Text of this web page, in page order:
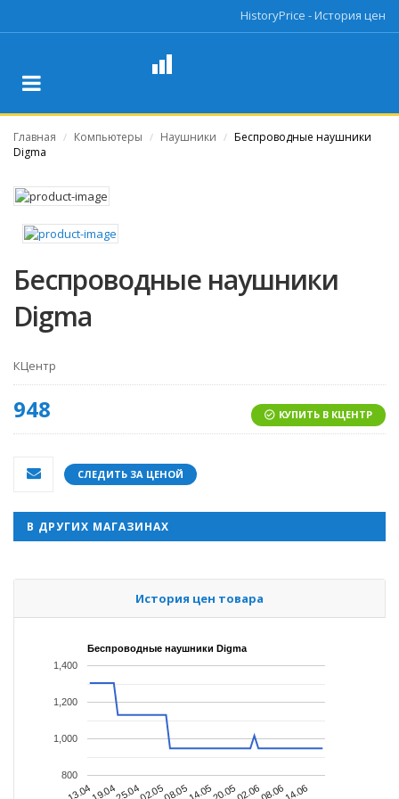
HistoryPrice - История цен
Главная / Компьютеры / Наушники / Беспроводные наушники
Digma
Беспроводные наушники
Digma
КЦентр
948 КУПИТЬ В КЦЕНТР
СЛЕДИТЬ ЗА ЦЕНОЙ
В ДРУГИХ МАГАЗИНАХ
История цен товара
Беспроводные наушники Digma
13.0419.0425.0402.0508.0514.0520.0502.0608.0614.06
800
1,000
1,200
1,400